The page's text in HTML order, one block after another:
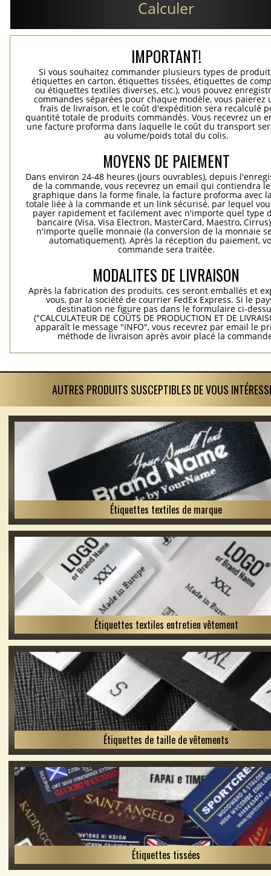
Calculer
IMPORTANT!
Si vous souhaitez commander plusieurs types de
étiquettes en carton, étiquettes tissées, étiquettes de
ou étiquettes textiles diverses, etc.), vous pouvez
commandes séparées pour chaque modèle, vous paierez
frais de livraison, et le coût d'expédition sera recalculé
quantité totale de produits commandés. Vous recevrez un
une facture proforma dans laquelle le coût du transport
au volume/poids total du colis.
MOYENS DE PAIEMENT
Dans environ 24-48 heures (jours ouvrables), depuis
de la commande, vous recevrez un email qui contiendra
graphique dans la forme finale, la facture proforma avec
totale liée à la commande et un link sécurisé, par lequel
payer rapidement et facilement avec n'importe quel type
bancaire (Visa, Visa Electron, MasterCard, Maestro,
n'importe quelle monnaie (la conversion de la monnaie
automatiquement). Après la réception du paiement,
commande sera traitée.
MODALITES DE LIVRAISON
Après la fabrication des produits, ces seront emballés et
vous, par la société de courrier FedEx Express. Si le
destination ne figure pas dans le formulaire ci-
("CALCULATEUR DE COÛTS DE PRODUCTION ET DE
apparaît le message "INFO", vous recevrez par email le
méthode de livraison après avoir placé la
AUTRES PRODUITS SUSCEPTIBLES DE VOUS
Étiquettes textiles de marque
Étiquettes textiles entretien vêtement
Étiquettes de taille de vêtements
Étiquettes tissées